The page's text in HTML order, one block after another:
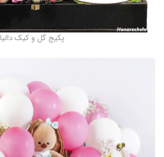
پکیج گل و کیک دالیا